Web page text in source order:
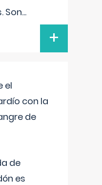
Son...
+
el
con la
de
de
es